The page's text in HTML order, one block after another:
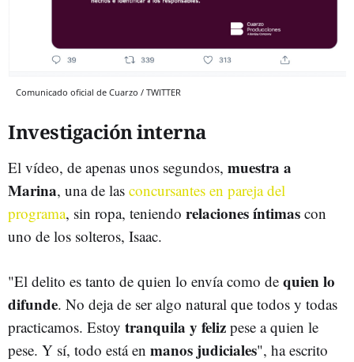
Comunicado oficial de Cuarzo / TWITTER
Investigación interna
El vídeo, de apenas unos segundos, muestra a
Marina, una de las concursantes en pareja del
programa, sin ropa, teniendo relaciones íntimas con
uno de los solteros, Isaac.
"El delito es tanto de quien lo envía como de quien lo
difunde. No deja de ser algo natural que todos y todas
practicamos. Estoy tranquila y feliz pese a quien le
pese. Y sí, todo está en manos judiciales", ha escrito